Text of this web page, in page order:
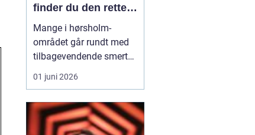
finder du den rette
behandling i
nordsjælland
Mange i hørsholm-
området går rundt med
tilbagevendende smerter
i ryg, nakke eller hoved
uden at få den rigtige
arbejder målrettet med
kroppens led og muskler
01 juni 2026